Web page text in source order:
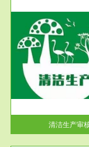
清洁生产审
服务范
安全评
安全评价安全评价
分析和预测工程、
营活...